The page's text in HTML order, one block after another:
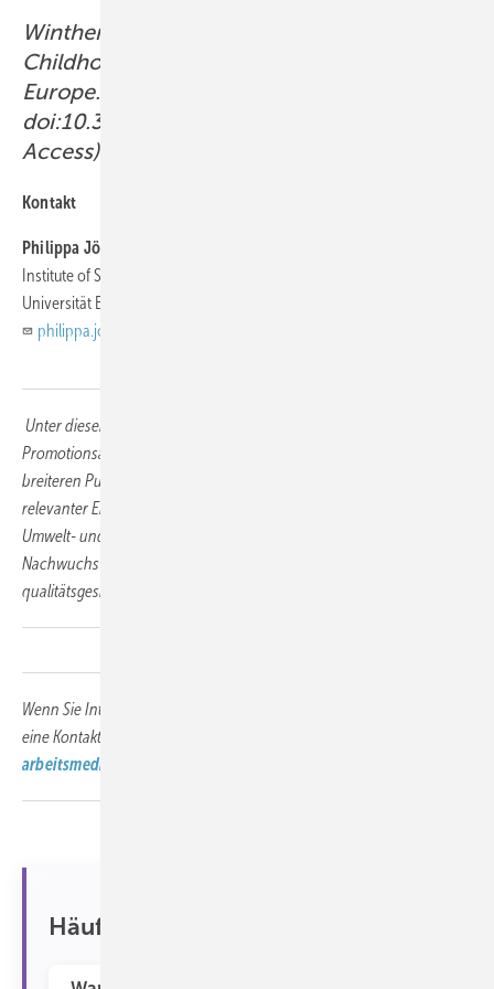
Winther JF, Kenborg L, Byrne J et al.:
Childhood cancer survivor cohorts in
Europe. Acta Oncol 2015; 54: 655–668.
doi:10.3109/0284186X.2015.1008648 (Open
Access).
Kontakt
Philippa Jörger, PhD
Institute of Social and Preventive Medicine (ISPM)
Universität Bern
philippa.joerger@unibe.ch
Unter dieser Rubrik möchten wir hervorragende Abschluss- und
Promotionsarbeiten in der Arbeits-, Sozial- und Umweltmedizin einem
breiteren Publikum zugänglich machen, den Transfer
relevanter Ergebnisse in Betriebsmedizin, Prävention, Rehabilitation,
Umwelt- und Sozialmedizin stärken und
Nachwuchswissenschaftlerinnen und -wissenschaftlern eine frühe,
qualitäts­gesicherte Publikationsmöglichkeit bieten.
Wenn Sie Interesse an unserem Angebot haben, freuen wir uns über
eine Kontaktaufnahme unter
arbeitsmedizin.com
Häufig gestellte Fragen (FAQ)